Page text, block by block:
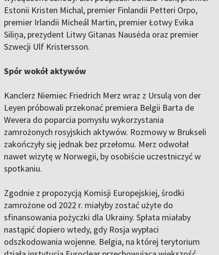
Estonii Kristen Michal, premier Finlandii Petteri Orpo,
premier Irlandii Micheál Martin, premier Łotwy Evika
Siliņa, prezydent Litwy Gitanas Nausėda oraz premier
Szwecji Ulf Kristersson.
Spór wokół aktywów
Kanclerz Niemiec Friedrich Merz wraz z Ursulą von der
Leyen próbowali przekonać premiera Belgii Barta de
Wevera do poparcia pomysłu wykorzystania
zamrożonych rosyjskich aktywów. Rozmowy w Brukseli
zakończyły się jednak bez przełomu. Merz odwołał
nawet wizytę w Norwegii, by osobiście uczestniczyć w
spotkaniu.
Zgodnie z propozycją Komisji Europejskiej, środki
zamrożone od 2022 r. miałyby zostać użyte do
sfinansowania pożyczki dla Ukrainy. Spłata miałaby
nastąpić dopiero wtedy, gdy Rosja wypłaci
odszkodowania wojenne. Belgia, na której terytorium